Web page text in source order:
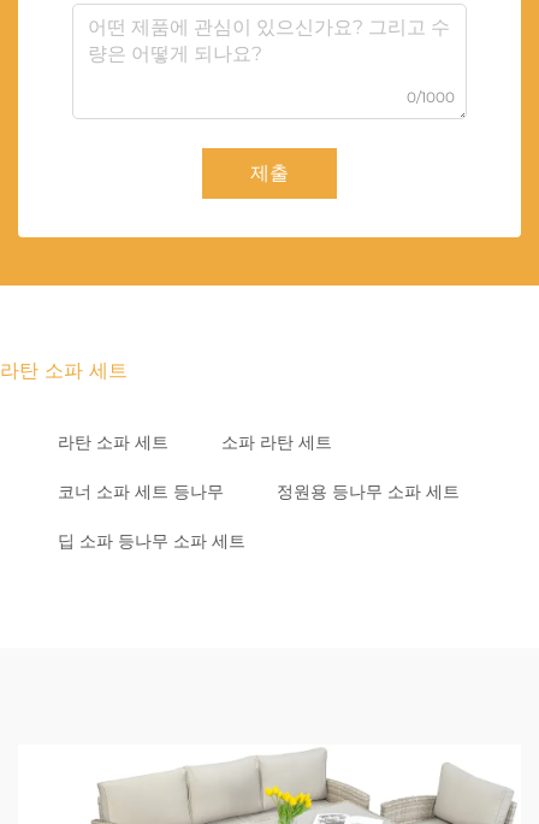
0/1000
제출
라탄 소파 세트
라탄 소파 세트 소파 라탄 세트
코너 소파 세트 등나무 정원용 등나무 소파 세트
딥 소파 등나무 소파 세트